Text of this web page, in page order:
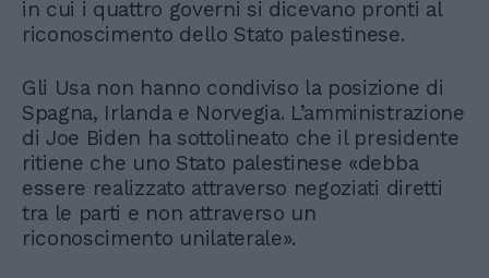
in cui i quattro governi si dicevano pronti al
riconoscimento dello Stato palestinese.
Gli Usa non hanno condiviso la posizione di
Spagna, Irlanda e Norvegia. L’amministrazione
di Joe Biden ha sottolineato che il presidente
ritiene che uno Stato palestinese «debba
essere realizzato attraverso negoziati diretti
tra le parti e non attraverso un
riconoscimento unilaterale».